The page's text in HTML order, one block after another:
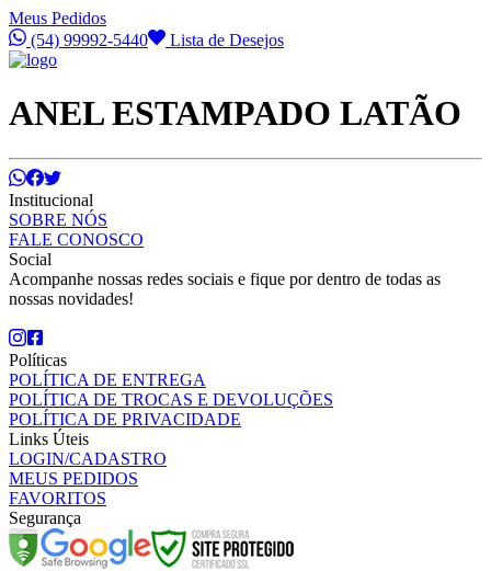
Meus Pedidos
(54) 99992-5440
Lista de Desejos
ANEL ESTAMPADO LATÃO
Institucional
SOBRE NÓS
FALE CONOSCO
Social
Acompanhe nossas redes sociais e fique por dentro de todas as
nossas novidades!
Políticas
POLÍTICA DE ENTREGA
POLÍTICA DE TROCAS E DEVOLUÇÕES
POLÍTICA DE PRIVACIDADE
Links Úteis
LOGIN/CADASTRO
MEUS PEDIDOS
FAVORITOS
Segurança